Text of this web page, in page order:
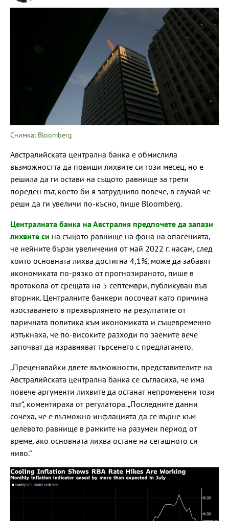
Снимка: Bloomberg
Австралийската централна банка е обмислила
възможността да повиши лихвите си този месец, но е
решила да ги остави на същото равнище за трети
пореден път, което би я затруднило повече, в случай че
реши да ги увеличи по-късно, пише Bloomberg.
Централната банка на Австралия предпочете да запази
лихвите си на същото равнище на фона на опасенията,
че нейните бързи увеличения от май 2022 г. насам, след
които основната лихва достигна 4,1%, може да забавят
икономиката по-рязко от прогнозираното, пише в
протокола от срещата на 5 септември, публикуван във
вторник. Централните банкери посочват като причина
изоставането в прехвърлянето на резултатите от
паричната политика към икономиката и същевременно
изтъкнаха, че по-високите разходи по заемите вече
започват да изравняват търсенето с предлагането.
„Преценявайки двете възможности, представителите на
Австралийската централна банка се съгласиха, че има
повече аргументи лихвите да останат непроменени този
път“, коментираха от регулатора. „Последните данни
сочеха, че е възможно инфлацията да се върне към
целевото равнище в рамките на разумен период от
време, ако основната лихва остане на сегашното си
ниво.“